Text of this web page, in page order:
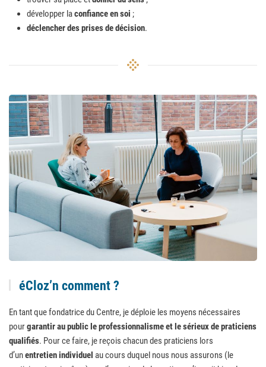
développer laconfiance en soi ;
déclencher des prises de décision.
éCloz’n comment ?
En tant que fondatrice du Centre, je déploie les moyens nécessaires
pourgarantir au public le professionnalisme et le sérieux de praticiens
qualifiés. Pour ce faire, je reçois chacun des praticiens lors
d’unentretien individuel au cours duquel nous nous assurons (le